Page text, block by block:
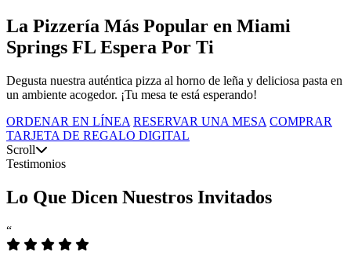
La Pizzería Más Popular en Miami
Springs FL Espera Por Ti
Degusta nuestra auténtica pizza al horno de leña y deliciosa pasta en
un ambiente acogedor. ¡Tu mesa te está esperando!
ORDENAR EN LÍNEA RESERVAR UNA MESA COMPRAR
TARJETA DE REGALO DIGITAL
Scroll
Testimonios
Lo Que Dicen Nuestros Invitados
“